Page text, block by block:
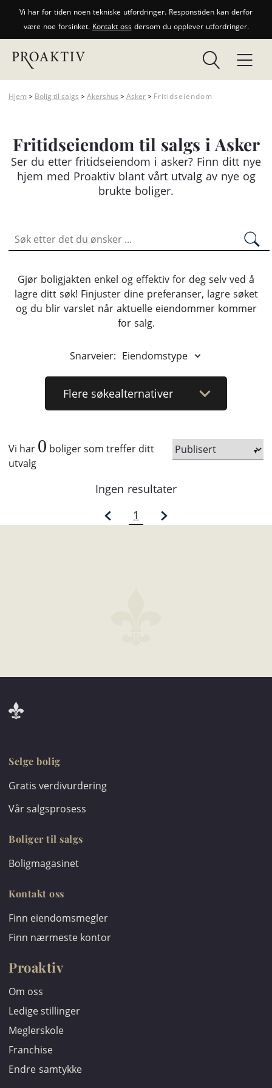
Vi har for tiden noen tekniske utfordringer. Responstiden kan derfor
være noe forsinket. Kontakt ossdersom du opplever utfordringer.
Hjem > Bolig til salgs >Akershus >Asker> Fritidseiendom
Fritidseiendom til salgs i Asker
Ser du etter fritidseiendom i asker? Finn ditt nye
hjem med Proaktiv blant vårt utvalg av nye og
brukte boliger.
Gjør boligjakten enkel og effektiv for deg selv ved å
lagre ditt søk! Finjuster dine preferanser, lagre søket
og du blir varslet når aktuelle eiendommer kommer
for salg.
Snarveier: Eiendomstype
Flere søkealternativer
Vi har 0 boliger som treffer ditt
utvalg
Ingen resultater
1
Selge bolig
Gratis verdivurdering
Vår salgsprosess
Boliger til salgs
Boligmagasinet
Kontakt oss
Finn eiendomsmegler
Finn nærmeste kontor
Proaktiv
Om oss
Ledige stillinger
Meglerskole
Franchise
Endre samtykke